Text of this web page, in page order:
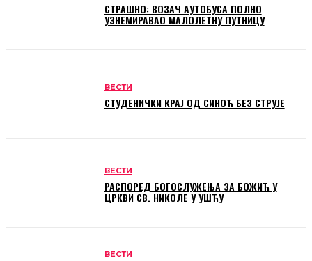
СТРАШНО: ВОЗАЧ АУТОБУСА ПОЛНО
УЗНЕМИРАВАО МАЛОЛЕТНУ ПУТНИЦУ
ВЕСТИ
СТУДЕНИЧКИ КРАЈ ОД СИНОЋ БЕЗ СТРУЈЕ
ВЕСТИ
РАСПОРЕД БОГОСЛУЖЕЊА ЗА БОЖИЋ У
ЦРКВИ СВ. НИКОЛЕ У УШЋУ
ВЕСТИ